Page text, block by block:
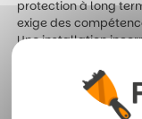
protection à long
exige des
Une installation
supplémentaires ou
Ensuite, les
d’esprit. Un